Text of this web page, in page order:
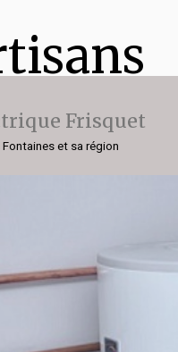
Frisquet
et sa région